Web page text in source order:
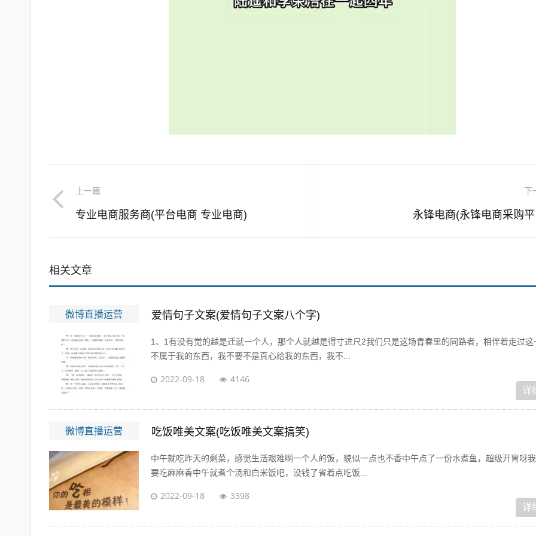
上一篇
专业电商服务商(平台电商 专业电商)
下
永锋电商(永锋电商采购
相关文章
微博直播运营 爱情句子文案(爱情句子文案八个字)
1、1有没有觉的越是迁就一个人，那个人就越是得寸进尺2我们只是这场青春里的同路者，相伴着走过这
不属于我的东西，我不要不是真心给我的东西，我不...
2022-09-18 4146
详
微博直播运营 吃饭唯美文案(吃饭唯美文案搞笑)
中午就吃昨天的剩菜，感觉生活艰难啊一个人的饭，貌似一点也不香中午点了一份水煮鱼，超级开胃呀
要吃麻麻香中午就煮个汤和白米饭吧，没钱了省着点吃饭...
2022-09-18 3398
详